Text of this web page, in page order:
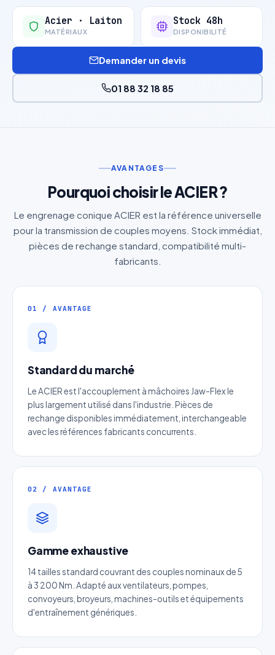
Acier · Laiton
MATÉRIAUX
Stock 48h
DISPONIBILITÉ
Demander un devis
01 88 32 18 85
AVANTAGES
Pourquoi choisir le ACIER ?
Le engrenage conique ACIER est la référence universelle
pour la transmission de couples moyens. Stock immédiat,
pièces de rechange standard, compatibilité multi-
fabricants.
01 / AVANTAGE
Standard du marché
Le ACIER est l'accouplement à mâchoires Jaw-Flex le
plus largement utilisé dans l'industrie. Pièces de
rechange disponibles immédiatement, interchangeable
avec les références fabricants concurrents.
02 / AVANTAGE
Gamme exhaustive
14 tailles standard couvrant des couples nominaux de 5
à 3 200 Nm. Adapté aux ventilateurs, pompes,
convoyeurs, broyeurs, machines-outils et équipements
d'entraînement génériques.
Devis Page215 : Engrenage spiro-
conique en acier
Réponse sous 24h — Sans engagement